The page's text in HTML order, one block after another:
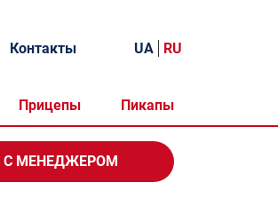
Прицепы Пикапы
Контакты UA RU
С МЕНЕДЖЕРОМ